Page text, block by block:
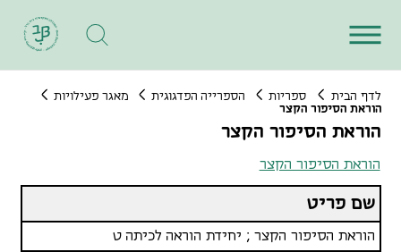
לדף הבית ספריות הספרייה הפדגוגית
מאגר פעילויות
הוראת הסיפור הקצר
הוראת הסיפור הקצר
הוראת הסיפור הקצר
שם פריט
הוראת הסיפור הקצר ; יחידת הוראה לכיתה ט